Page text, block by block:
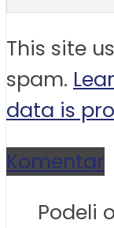
This site
spam.
data is
Komentar
Podeli